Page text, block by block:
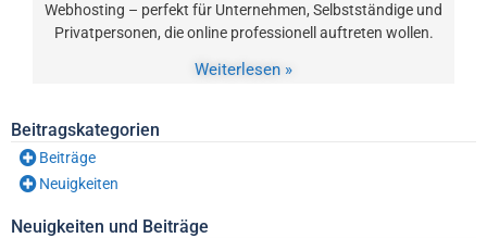
Webhosting – perfekt für Unternehmen, Selbstständige und
Privatpersonen, die online professionell auftreten wollen.
Weiterlesen »
Beitragskategorien
Beiträge
Neuigkeiten
Neuigkeiten und Beiträge